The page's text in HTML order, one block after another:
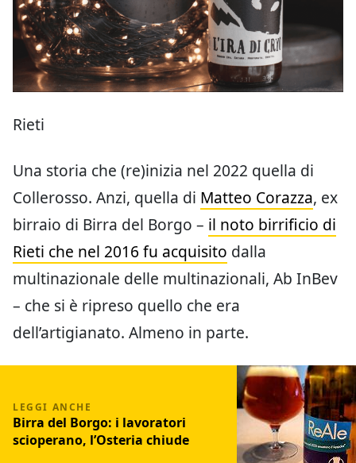
Rieti
Una storia che (re)inizia nel 2022 quella di
Collerosso. Anzi, quella di Matteo Corazza, ex
birraio di Birra del Borgo – il noto birrificio di
Rieti che nel 2016 fu acquisito dalla
multinazionale delle multinazionali, Ab InBev
– che si è ripreso quello che era
dell’artigianato. Almeno in parte.
Birra del Borgo: i lavoratori
scioperano, l’Osteria chiude